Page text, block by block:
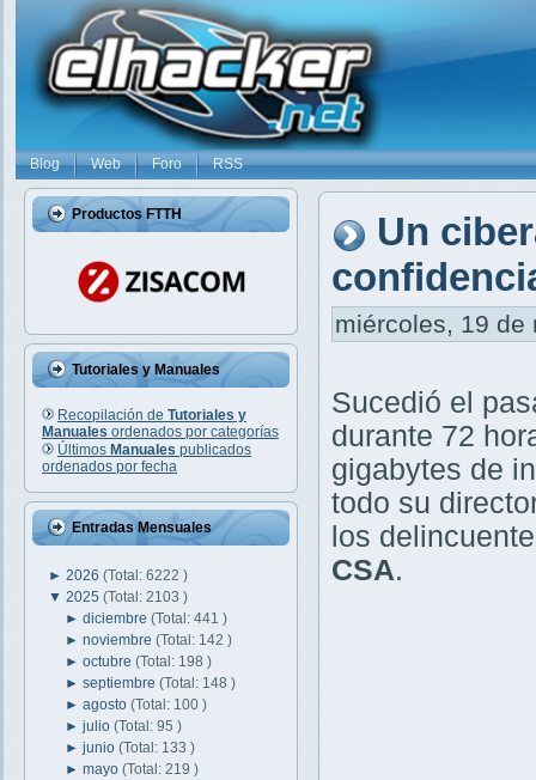
Blog Web Foro RSS
Productos FTTH
Tutoriales y Manuales
Recopilación de Tutoriales y
Manuales ordenados por categorías
Últimos Manuales publicados
ordenados por fecha
Entradas Mensuales
► 2026 (Total: 6222 )
▼ 2025 (Total: 2103 )
►diciembre(Total: 441 )
►noviembre(Total: 142 )
►octubre(Total: 198 )
►septiembre(Total: 148 )
►agosto(Total: 100 )
►julio(Total: 95 )
►junio(Total: 133 )
►mayo(Total: 219 )
Un
miércoles, 19 de
Sucedió el
durante 72
gigabytes de
todo su
los
CSA.